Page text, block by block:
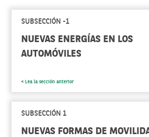
SUBSECCIÓN -1
NUEVAS ENERGÍAS EN LOS
AUTOMÓVILES
< Lea la sección anterior
SUBSECCIÓN 1
NUEVAS FORMAS DE